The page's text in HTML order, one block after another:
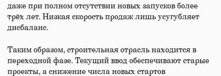
даже при полном отсутствии новых запусков более
трёх лет. Низкая скорость продаж лишь усугубляет
дисбаланс.
Таким образом, строительная отрасль находится в
переходной фазе. Текущий ввод обеспечивают старые
проекты, а снижение числа новых стартов